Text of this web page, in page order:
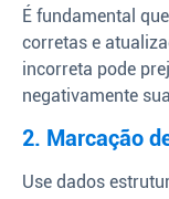
É fundamental
corretas e
incorreta pode
negativamente
2. Marcação
Use dados